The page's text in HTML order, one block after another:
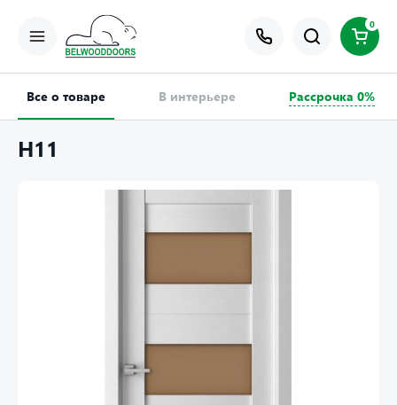
0
Все о товаре В интерьере Рассрочка 0%
Н11